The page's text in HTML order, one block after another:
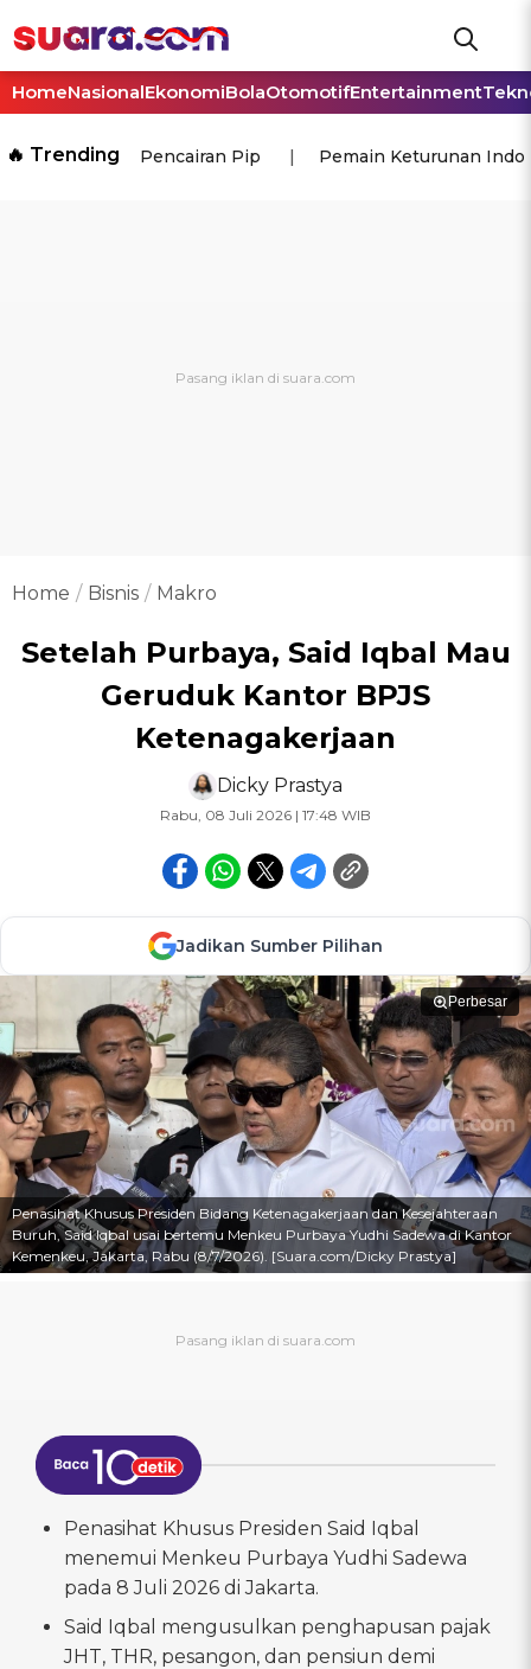
HomeNasionalEkonomiBolaOtomotifEntertainment
🔥 Trending Pencairan Pip Pemain Keturunan
Home Bisnis Makro
Setelah Purbaya, Said Iqbal Mau
Geruduk Kantor BPJS
Ketenagakerjaan
Dicky Prastya
Rabu, 08 Juli 2026 | 17:48 WIB
Jadikan Sumber Pilihan
Perbesar
Penasihat Khusus Presiden Bidang Ketenagakerjaan dan Kesejahteraan
Buruh, Said Iqbal usai bertemu Menkeu Purbaya Yudhi Sadewa di Kantor
Kemenkeu, Jakarta, Rabu (8/7/2026). [Suara.com/Dicky Prastya]
Penasihat Khusus Presiden Said Iqbal
menemui Menkeu Purbaya Yudhi Sadewa
pada 8 Juli 2026 di Jakarta.
Said Iqbal mengusulkan penghapusan pajak
JHT, THR, pesangon, dan pensiun demi